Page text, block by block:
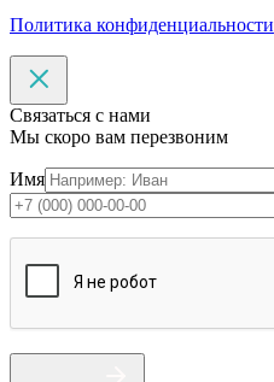
Политика конфиденциальности
Связаться с нами
Мы скоро вам перезвоним
Имя